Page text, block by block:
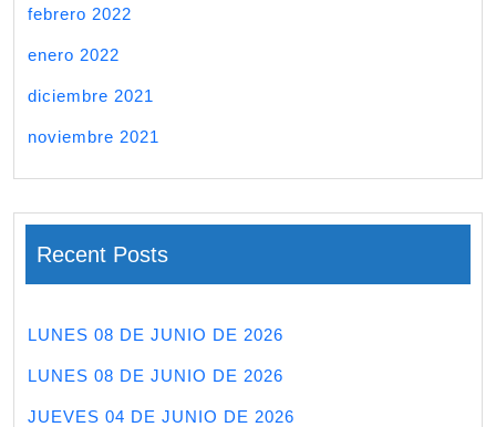
febrero 2022
enero 2022
diciembre 2021
noviembre 2021
Recent Posts
LUNES 08 DE JUNIO DE 2026
LUNES 08 DE JUNIO DE 2026
JUEVES 04 DE JUNIO DE 2026